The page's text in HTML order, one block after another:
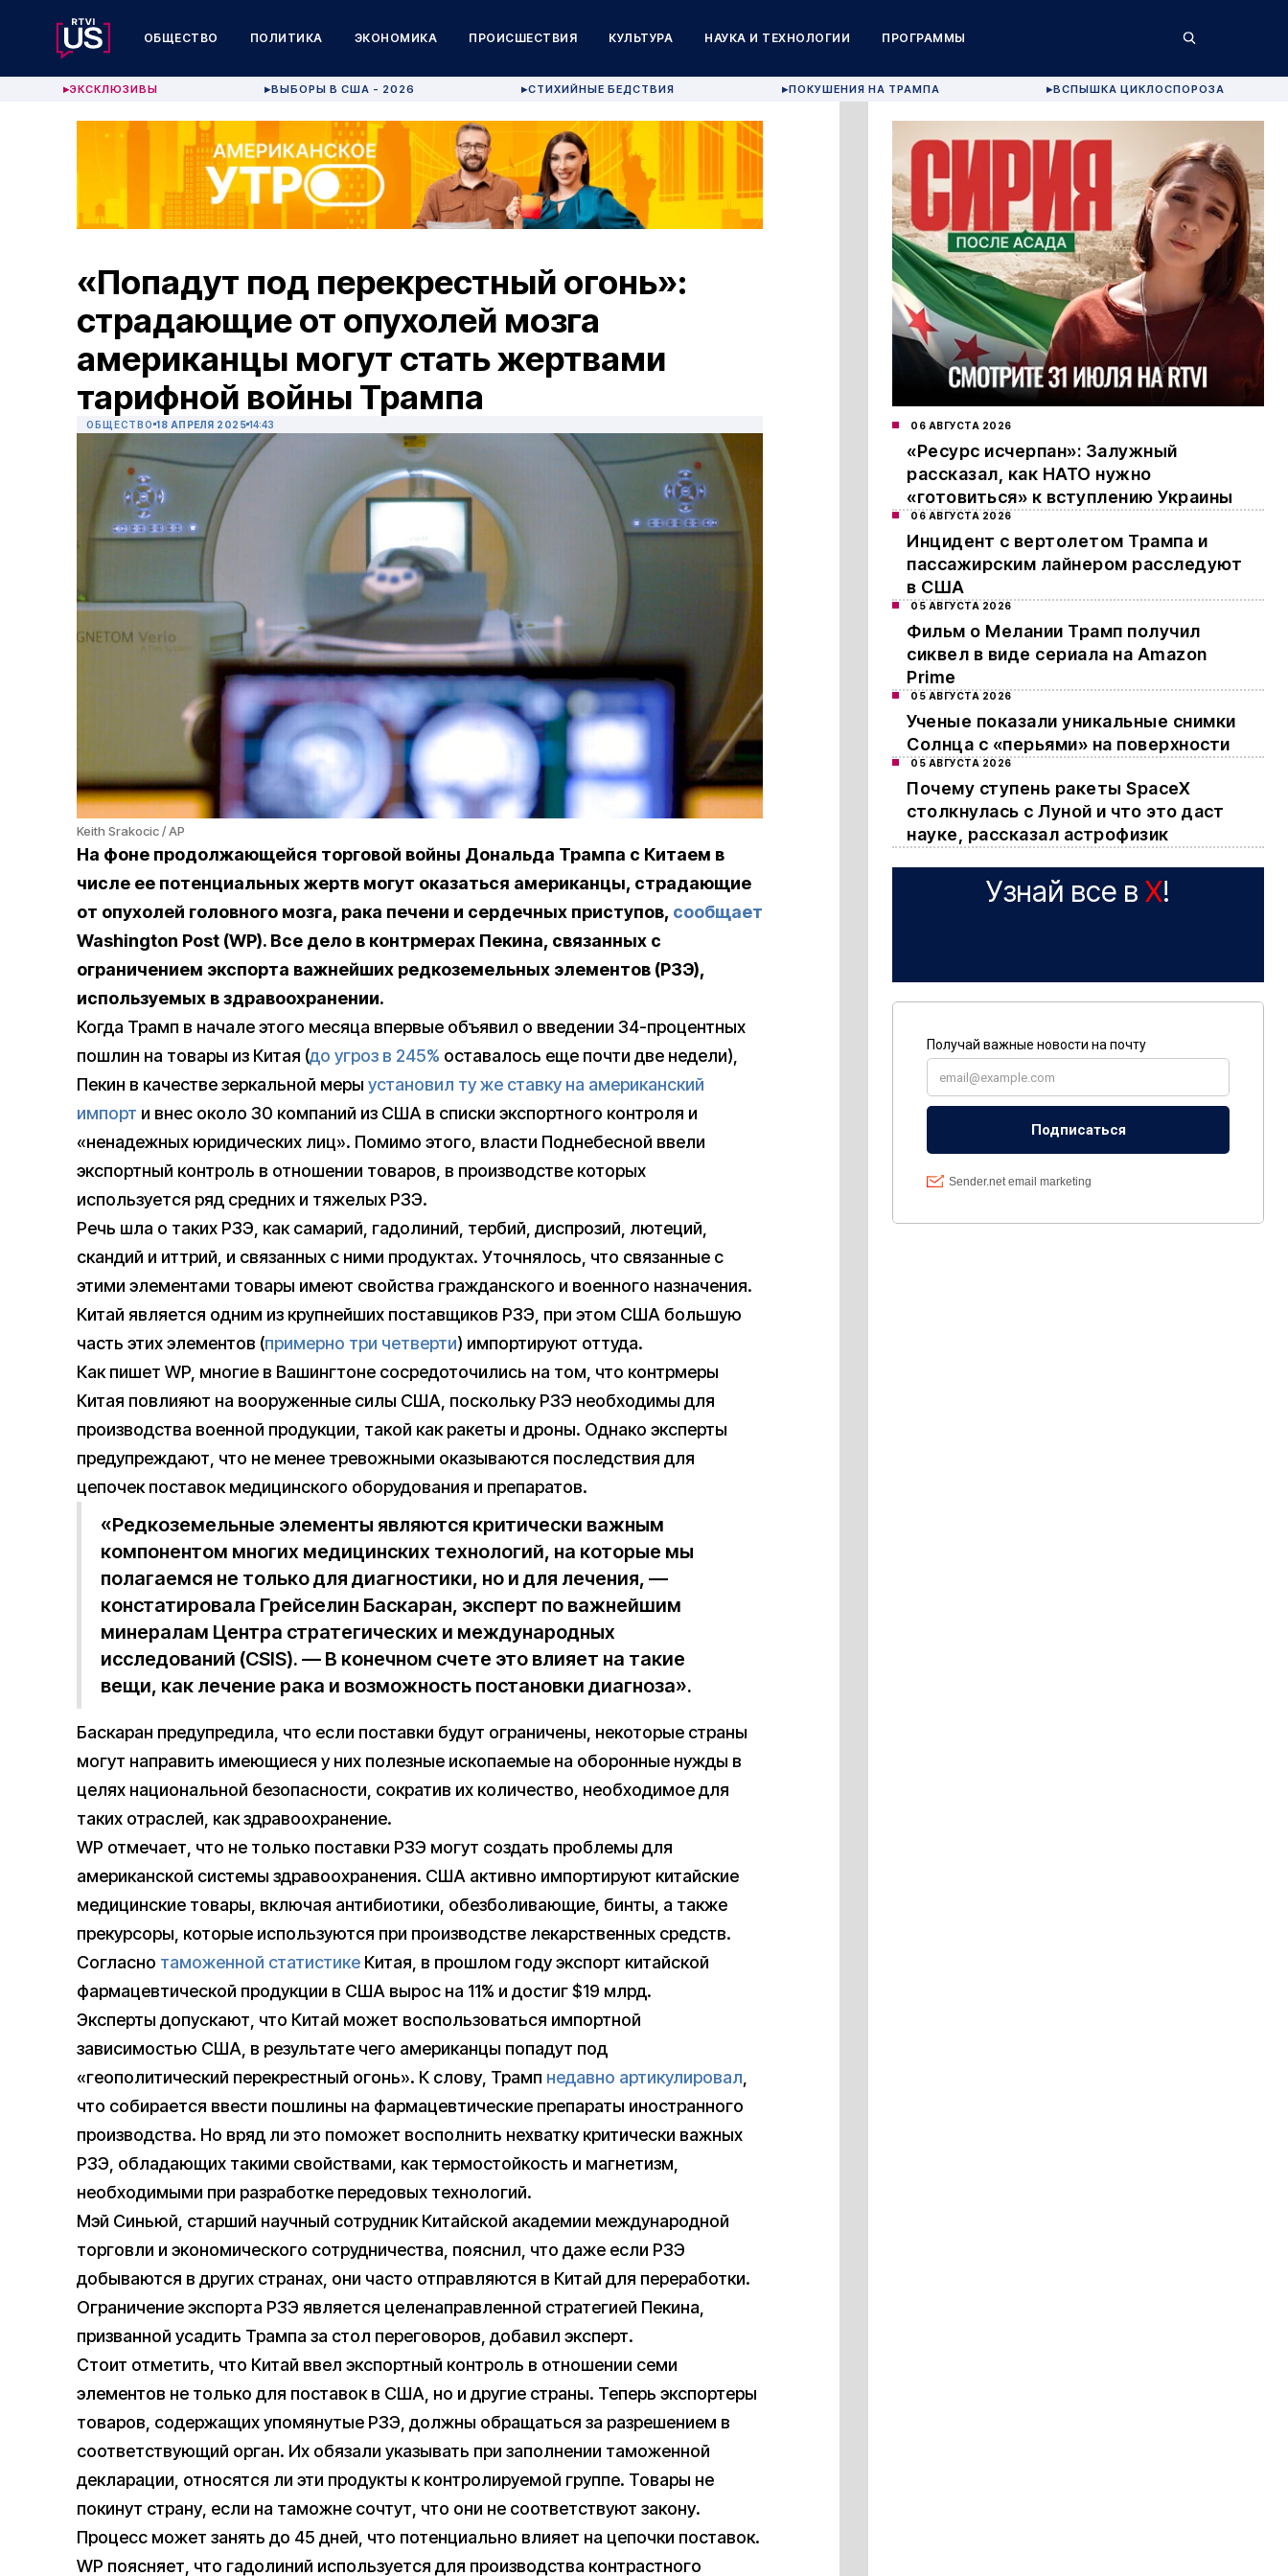
ОБЩЕСТВО ПОЛИТИКА ЭКОНОМИКА ПРОИСШЕСТВИЯ КУЛЬТУРА НАУКА И ТЕХНОЛОГИИ ПРОГРАММЫ
▶ЭКСКЛЮЗИВЫ ▶ВЫБОРЫ В США - 2026 ▶СТИХИЙНЫЕ БЕДСТВИЯ ▶ПОКУШЕНИЯ НА ТРАМПА ▶ВСПЫШКА ЦИКЛОСПОРОЗА
«Попадут под перекрестный огонь»:
страдающие от опухолей мозга
американцы могут стать жертвами
тарифной войны Трампа
ОБЩЕСТВО 18 АПРЕЛЯ 2025 14:43
Keith Srakocic / AP
На фоне продолжающейся торговой войны Дональда Трампа с Китаем в
числе ее потенциальных жертв могут оказаться американцы, страдающие
от опухолей головного мозга, рака печени и сердечных приступов, сообщает
Washington Post (WP). Все дело в контрмерах Пекина, связанных с
ограничением экспорта важнейших редкоземельных элементов (РЗЭ),
используемых в здравоохранении.
Когда Трамп в начале этого месяца впервые объявил о введении 34-процентных
пошлин на товары из Китая (до угроз в 245% оставалось еще почти две недели),
Пекин в качестве зеркальной меры установил ту же ставку на американский
импорт и внес около 30 компаний из США в списки экспортного контроля и
«ненадежных юридических лиц». Помимо этого, власти Поднебесной ввели
экспортный контроль в отношении товаров, в производстве которых
используется ряд средних и тяжелых РЗЭ.
Речь шла о таких РЗЭ, как самарий, гадолиний, тербий, диспрозий, лютеций,
скандий и иттрий, и связанных с ними продуктах. Уточнялось, что связанные с
этими элементами товары имеют свойства гражданского и военного назначения.
Китай является одним из крупнейших поставщиков РЗЭ, при этом США большую
часть этих элементов (примерно три четверти) импортируют оттуда.
Как пишет WP, многие в Вашингтоне сосредоточились на том, что контрмеры
Китая повлияют на вооруженные силы США, поскольку РЗЭ необходимы для
производства военной продукции, такой как ракеты и дроны. Однако эксперты
предупреждают, что не менее тревожными оказываются последствия для
цепочек поставок медицинского оборудования и препаратов.
«Редкоземельные элементы являются критически важным
компонентом многих медицинских технологий, на которые мы
полагаемся не только для диагностики, но и для лечения, —
констатировала Грейселин Баскаран, эксперт по важнейшим
минералам Центра стратегических и международных
исследований (CSIS). — В конечном счете это влияет на такие
вещи, как лечение рака и возможность постановки диагноза».
Баскаран предупредила, что если поставки будут ограничены, некоторые страны
могут направить имеющиеся у них полезные ископаемые на оборонные нужды в
целях национальной безопасности, сократив их количество, необходимое для
таких отраслей, как здравоохранение.
WP отмечает, что не только поставки РЗЭ могут создать проблемы для
американской системы здравоохранения. США активно импортируют китайские
медицинские товары, включая антибиотики, обезболивающие, бинты, а также
прекурсоры, которые используются при производстве лекарственных средств.
Согласно таможенной статистике Китая, в прошлом году экспорт китайской
фармацевтической продукции в США вырос на 11% и достиг $19 млрд.
Эксперты допускают, что Китай может воспользоваться импортной
зависимостью США, в результате чего американцы попадут под
«геополитический перекрестный огонь». К слову, Трамп недавно артикулировал,
что собирается ввести пошлины на фармацевтические препараты иностранного
производства. Но вряд ли это поможет восполнить нехватку критически важных
РЗЭ, обладающих такими свойствами, как термостойкость и магнетизм,
необходимыми при разработке передовых технологий.
Мэй Синьюй, старший научный сотрудник Китайской академии международной
торговли и экономического сотрудничества, пояснил, что даже если РЗЭ
добываются в других странах, они часто отправляются в Китай для переработки.
Ограничение экспорта РЗЭ является целенаправленной стратегией Пекина,
призванной усадить Трампа за стол переговоров, добавил эксперт.
Стоит отметить, что Китай ввел экспортный контроль в отношении семи
элементов не только для поставок в США, но и другие страны. Теперь экспортеры
товаров, содержащих упомянутые РЗЭ, должны обращаться за разрешением в
соответствующий орган. Их обязали указывать при заполнении таможенной
декларации, относятся ли эти продукты к контролируемой группе. Товары не
покинут страну, если на таможне сочтут, что они не соответствуют закону.
Процесс может занять до 45 дней, что потенциально влияет на цепочки поставок.
WP поясняет, что гадолиний используется для производства контрастного
06 АВГУСТА 2026
«Ресурс исчерпан»: Залужный
рассказал, как НАТО нужно
«готовиться» к вступлению Украины
06 АВГУСТА 2026
Инцидент с вертолетом Трампа и
пассажирским лайнером расследуют
в США
05 АВГУСТА 2026
Фильм о Мелании Трамп получил
сиквел в виде сериала на Amazon
Prime
05 АВГУСТА 2026
Ученые показали уникальные снимки
Солнца с «перьями» на поверхности
05 АВГУСТА 2026
Почему ступень ракеты SpaceX
столкнулась с Луной и что это даст
науке, рассказал астрофизик
Узнай все в X!